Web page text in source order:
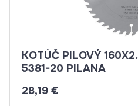
KOTÚČ PILOVÝ
5381-20 PILANA
28,19 €